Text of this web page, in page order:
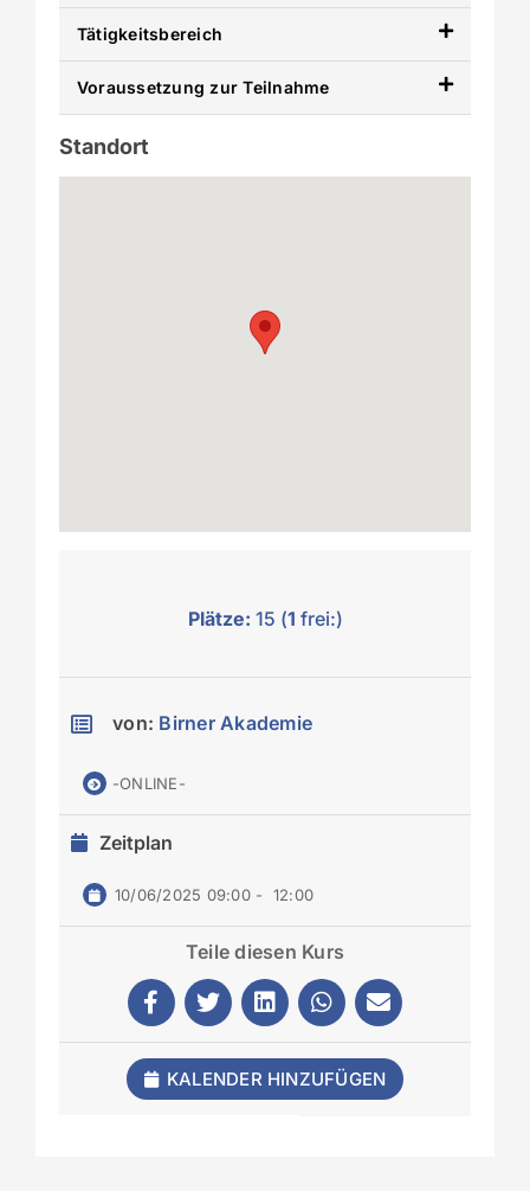
Tätigkeitsbereich
Voraussetzung zur Teilnahme
Standort
Plätze: 15 (1 frei:)
von: Birner Akademie
-ONLINE-
Zeitplan
10/06/2025 09:00 - 12:00
Teile diesen Kurs
KALENDER HINZUFÜGEN